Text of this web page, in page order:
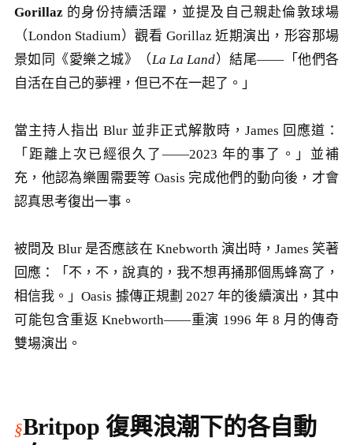
Gorillaz 的身份持續活躍，並提及自己親赴倫敦球場
（London Stadium）觀看 Gorillaz 近期演出，形容那場
景如同《愛樂之城》（La La Land）結尾——「他們各
自活在自己的夢裡，但已不在一起了。」
當主持人指出 Blur 並非正式解散時，James 回應道：
「距離上次已經很久了——2023 年的事了。」並補
充，他認為樂團需要等 Oasis 完成他們的動向後，才會
認真思考復出一事。
被問及 Blur 是否應該在 Knebworth 演出時，James 笑著
回應：「不，不，說真的，我不想再捅那個馬蜂窩了，
相信我。」Oasis 據傳正規劃 2027 年的後續演出，其中
可能包含重返 Knebworth——重演 1996 年 8 月的傳奇
雙場演出。
Britpop 復興浪潮下的各自動